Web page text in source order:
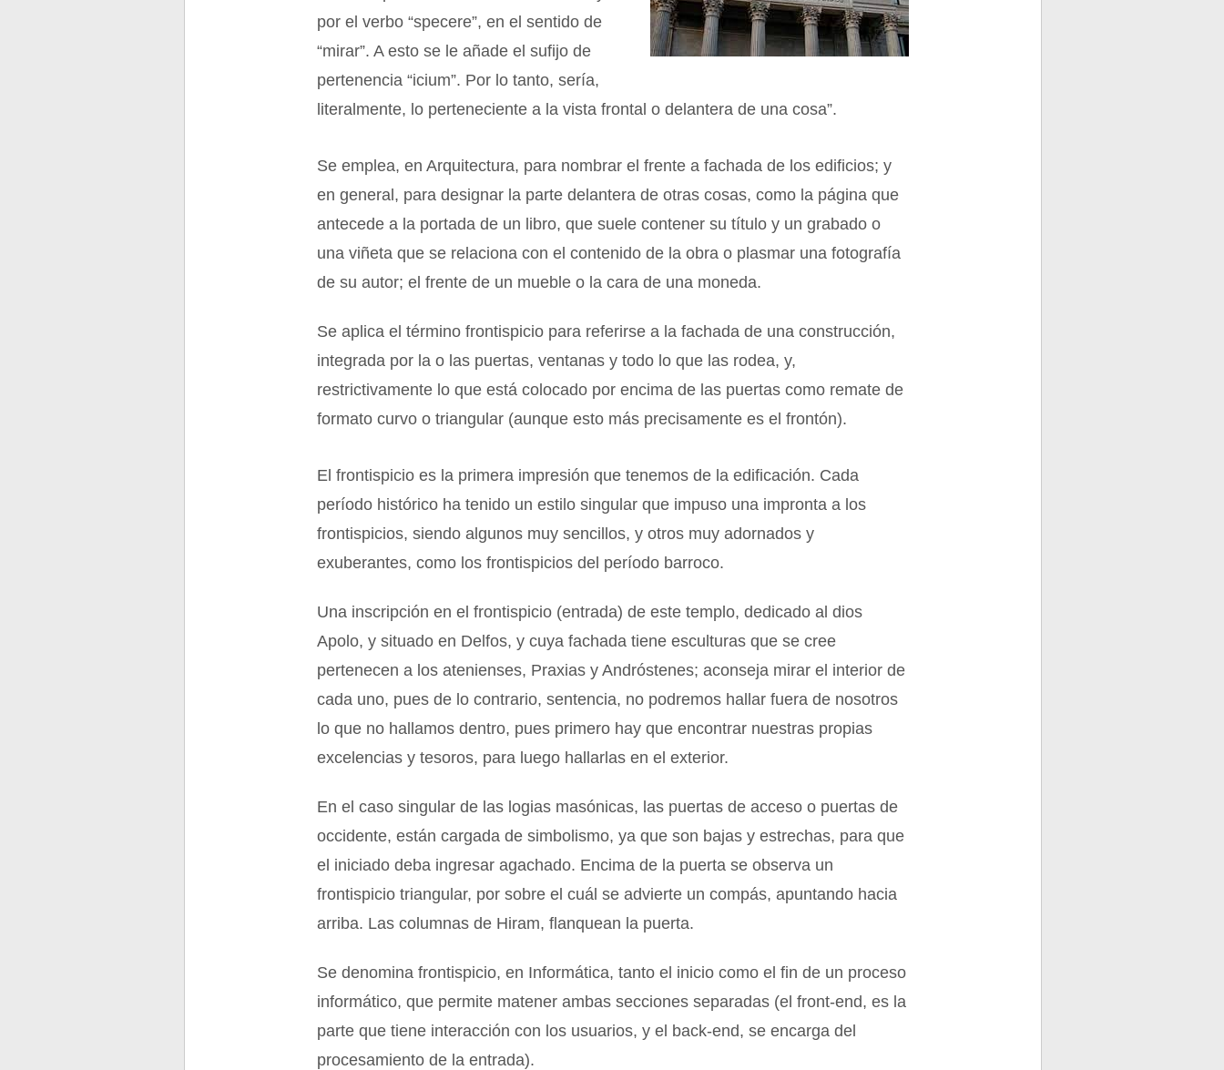
por el verbo “specere”, en el sentido de
“mirar”. A esto se le añade el sufijo de
pertenencia “icium”. Por lo tanto, sería,
literalmente, lo perteneciente a la vista frontal o delantera de una cosa”.
Se emplea, en Arquitectura, para nombrar el frente a fachada de los edificios; y
en general, para designar la parte delantera de otras cosas, como la página que
antecede a la portada de un libro, que suele contener su título y un grabado o
una viñeta que se relaciona con el contenido de la obra o plasmar una fotografía
de su autor; el frente de un mueble o la cara de una moneda.
Se aplica el término frontispicio para referirse a la fachada de una construcción,
integrada por la o las puertas, ventanas y todo lo que las rodea, y,
restrictivamente lo que está colocado por encima de las puertas como remate de
formato curvo o triangular (aunque esto más precisamente es el frontón).
El frontispicio es la primera impresión que tenemos de la edificación. Cada
período histórico ha tenido un estilo singular que impuso una impronta a los
frontispicios, siendo algunos muy sencillos, y otros muy adornados y
exuberantes, como los frontispicios del período barroco.
Una inscripción en el frontispicio (entrada) de este templo, dedicado al dios
Apolo, y situado en Delfos, y cuya fachada tiene esculturas que se cree
pertenecen a los atenienses, Praxias y Andróstenes; aconseja mirar el interior de
cada uno, pues de lo contrario, sentencia, no podremos hallar fuera de nosotros
lo que no hallamos dentro, pues primero hay que encontrar nuestras propias
excelencias y tesoros, para luego hallarlas en el exterior.
En el caso singular de las logias masónicas, las puertas de acceso o puertas de
occidente, están cargada de simbolismo, ya que son bajas y estrechas, para que
el iniciado deba ingresar agachado. Encima de la puerta se observa un
frontispicio triangular, por sobre el cuál se advierte un compás, apuntando hacia
arriba. Las columnas de Hiram, flanquean la puerta.
Se denomina frontispicio, en Informática, tanto el inicio como el fin de un proceso
informático, que permite matener ambas secciones separadas (el front-end, es la
parte que tiene interacción con los usuarios, y el back-end, se encarga del
procesamiento de la entrada).